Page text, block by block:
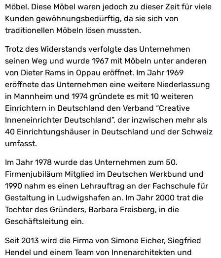
Möbel. Diese Möbel waren jedoch zu dieser Zeit für viele
Kunden gewöhnungsbedürftig, da sie sich von
traditionellen Möbeln lösen mussten.
Trotz des Widerstands verfolgte das Unternehmen
seinen Weg und wurde 1967 mit Möbeln unter anderen
von Dieter Rams in Oppau eröffnet. Im Jahr 1969
eröffnete das Unternehmen eine weitere Niederlassung
in Mannheim und 1974 gründete es mit 10 weiteren
Einrichtern in Deutschland den Verband “Creative
Inneneinrichter Deutschland”, der inzwischen mehr als
40 Einrichtungshäuser in Deutschland und der Schweiz
umfasst.
Im Jahr 1978 wurde das Unternehmen zum 50.
Firmenjubiläum Mitglied im Deutschen Werkbund und
1990 nahm es einen Lehrauftrag an der Fachschule für
Gestaltung in Ludwigshafen an. Im Jahr 2000 trat die
Tochter des Gründers, Barbara Freisberg, in die
Geschäftsleitung ein.
Seit 2013 wird die Firma von Simone Eicher, Siegfried
Hendel und einem Team von Innenarchitekten und